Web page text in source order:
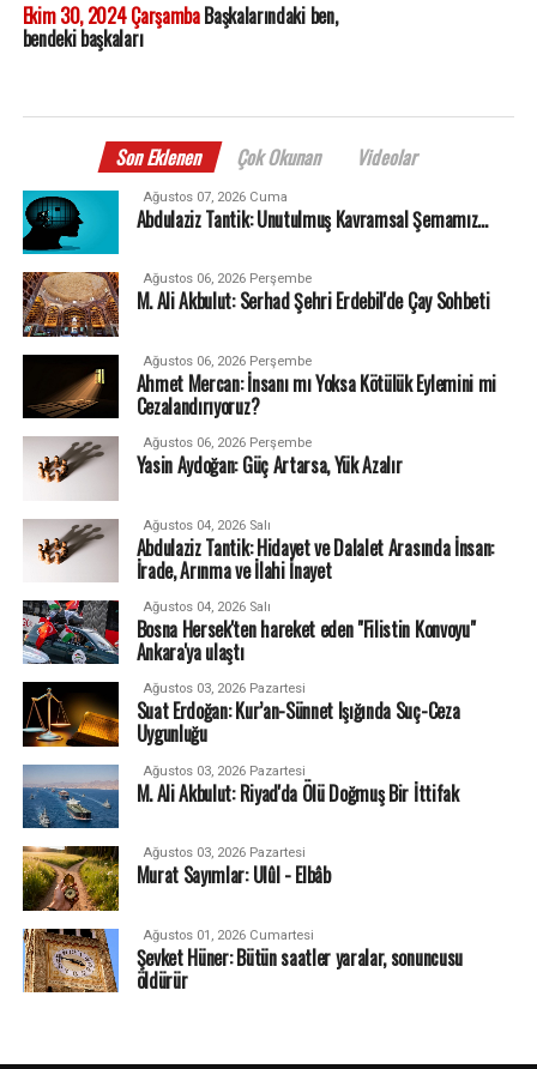
Ekim 30, 2024 ÇarşambaBaşkalarındaki ben,
bendeki başkaları
Son Eklenen Çok Okunan Videolar
Ağustos 07, 2026 Cuma
Abdulaziz Tantik: Unutulmuş Kavramsal Şemamız…
Ağustos 06, 2026 Perşembe
M. Ali Akbulut: Serhad Şehri Erdebil'de Çay Sohbeti
Ağustos 06, 2026 Perşembe
Ahmet Mercan: İnsanı mı Yoksa Kötülük Eylemini mi
Cezalandırıyoruz?
Ağustos 06, 2026 Perşembe
Yasin Aydoğan: Güç Artarsa, Yük Azalır
Ağustos 04, 2026 Salı
Abdulaziz Tantik: Hidayet ve Dalalet Arasında İnsan:
İrade, Arınma ve İlahi İnayet
Ağustos 04, 2026 Salı
Bosna Hersek'ten hareket eden "Filistin Konvoyu"
Ankara'ya ulaştı
Ağustos 03, 2026 Pazartesi
Suat Erdoğan: Kur’an-Sünnet Işığında Suç-Ceza
Uygunluğu
Ağustos 03, 2026 Pazartesi
M. Ali Akbulut: Riyad'da Ölü Doğmuş Bir İttifak
Ağustos 03, 2026 Pazartesi
Murat Sayımlar: Ulûl - Elbâb
Ağustos 01, 2026 Cumartesi
Şevket Hüner: Bütün saatler yaralar, sonuncusu
öldürür